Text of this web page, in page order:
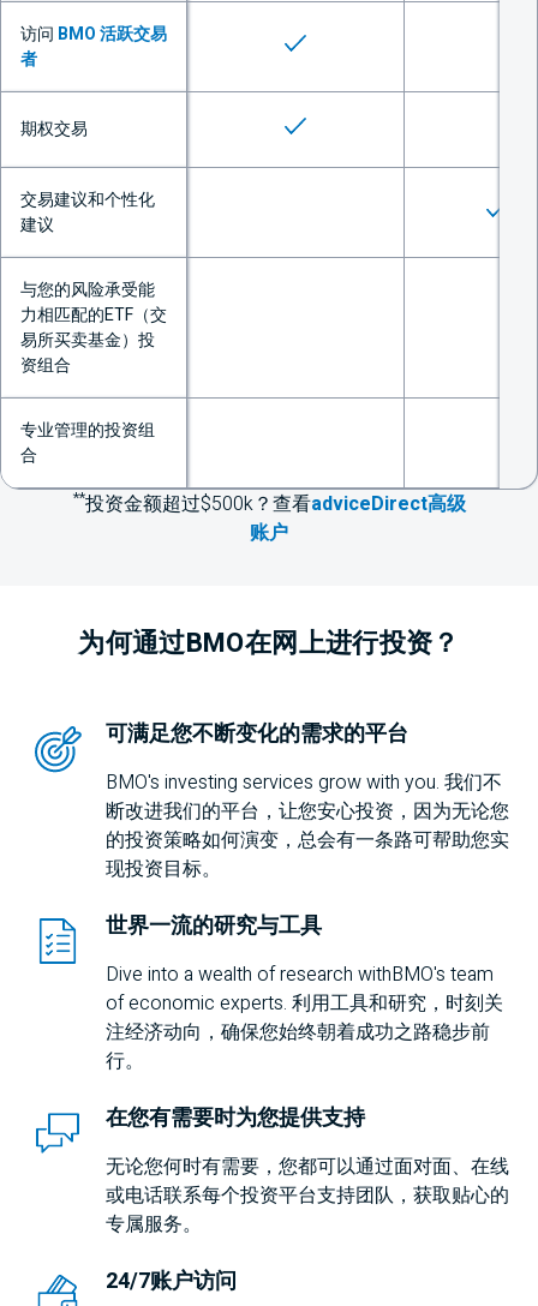
访问 BMO活跃交易
者
可用
期权交易 可用
交易建议和个性化
建议
可用
与您的风险承受能
力相匹配的ETF（交
易所买卖基金）投
资组合
专业管理的投资组
合
**投资金额超过$500k？查看adviceDirect高级
账户
为何通过BMO在网上进行投资？
可满足您不断变化的需求的平台
BMO's investing services grow with you. 我们不
断改进我们的平台，让您安心投资，因为无论您
的投资策略如何演变，总会有一条路可帮助您实
现投资目标。
世界一流的研究与工具
Dive into a wealth of research withBMO's team
of economic experts. 利用工具和研究，时刻关
注经济动向，确保您始终朝着成功之路稳步前
行。
在您有需要时为您提供支持
无论您何时有需要，您都可以通过面对面、在线
或电话联系每个投资平台支持团队，获取贴心的
专属服务。
24/7账户访问